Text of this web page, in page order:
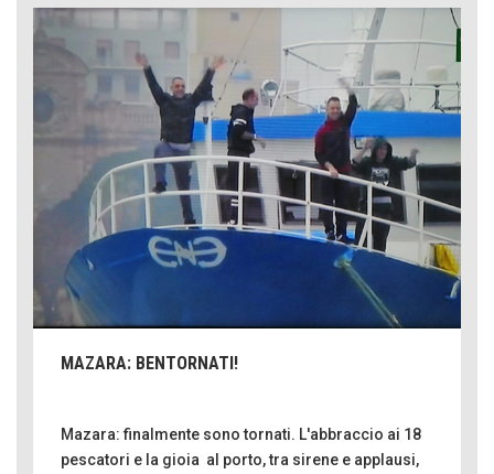
MAZARA: BENTORNATI!
Mazara: finalmente sono tornati. L'abbraccio ai 18
pescatori e la gioia al porto, tra sirene e applausi,